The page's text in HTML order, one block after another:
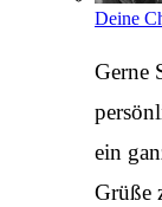
Deine
Gerne
ein
Grüße